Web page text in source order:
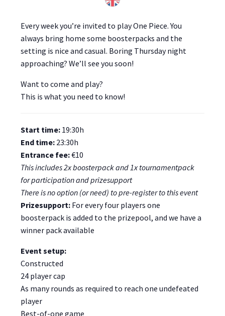
Every week you’re invited to play One Piece. You
always bring home some boosterpacks and the
setting is nice and casual. Boring Thursday night
approaching? We’ll see you soon!
Want to come and play?
This is what you need to know!
Start time: 19:30h
End time: 23:30h
Entrance fee:€10
This includes 2x boosterpack and 1x tournamentpack
for participation and prizesupport
There is no option (or need) to pre-register to this event
Prizesupport: For every four players one
boosterpack is added to the prizepool, and we have a
winner pack available
Event setup:
Constructed
24 player cap
As many rounds as required to reach one undefeated
player
Best-of-one game